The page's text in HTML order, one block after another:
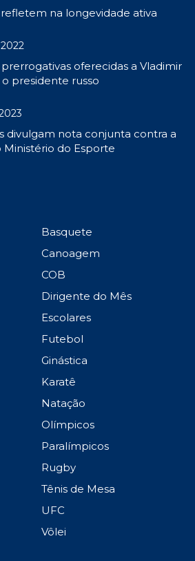
na longevidade ativa
oferecidas a Vladimir
presidente russo
divulgam nota conjunta contra a
Ministério do Esporte
Basquete
Canoagem
COB
Dirigente do Mês
Escolares
Futebol
Ginástica
Karatê
Natação
Olímpicos
Paralímpicos
Rugby
Tênis de Mesa
UFC
Vôlei